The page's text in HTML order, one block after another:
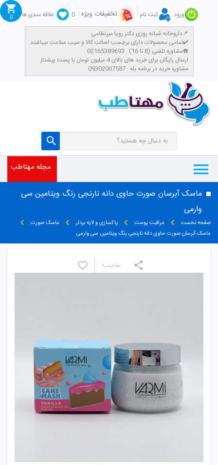
ورود ثبت نام تخفیفات ویژه 0
علاقه مندی ها
داروخانه شبانه روزی دکتر رویا میرنظامی📌
تمامی محصولات دارای برچسب اصالت کالا و سیب سلامت میباشند✔️
مشاوره تلفنی (8 تا 16) : 02165389693☎️
​ارسال رایگان برای خرید های بالای 4 میلیون تومان با پست پیشتاز
مشاوره خرید در برنامه بله : 09302007587
0
مجله مهتاطب
ماسک آبرسان صورت حاوی دانه نارنجی رنگ ویتامین سی
وارمی
صفحه نخست مراقبت پوست پاکسازی و لایه بردار
ماسک صورت
ماسک آبرسان صورت حاوی دانه نارنجی رنگ ویتامین سی وارمی
مقایسـه